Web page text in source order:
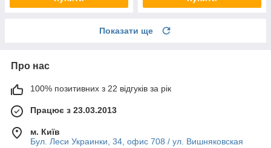
Показати ще
Про нас
100% позитивних з 22 відгуків за рік
Працює з 23.03.2013
м. Київ
Бул. Леси Украинки, 34, офис 708 / ул. Вишняковская